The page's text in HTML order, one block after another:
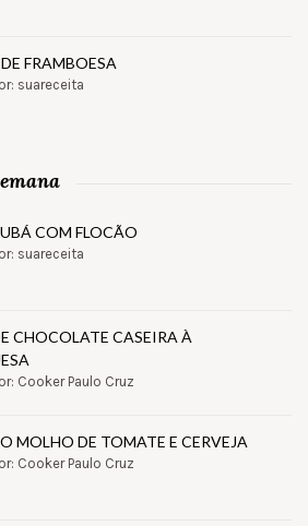
FRAMBOESA
suareceita
COM FLOCÃO
suareceita
CHOCOLATE CASEIRA À
Cooker Paulo Cruz
MOLHO DE TOMATE E CERVEJA
Cooker Paulo Cruz